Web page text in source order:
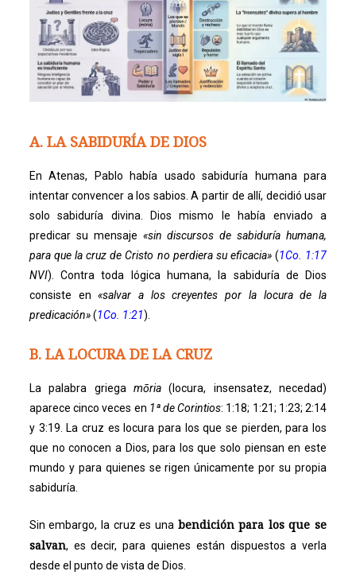
A. LA SABIDURÍA DE DIOS
En Atenas, Pablo había usado sabiduría humana para
intentar convencer a los sabios. A partir de allí, decidió usar
solo sabiduría divina. Dios mismo le había enviado a
predicar su mensaje «sin discursos de sabiduría humana,
para que la cruz de Cristo no perdiera su eficacia»(1Co. 1:17
NVI). Contra toda lógica humana, la sabiduría de Dios
consiste en«salvar a los creyentes por la locura de la
predicación»(1Co. 1:21).
B. LA LOCURA DE LA CRUZ
La palabra griega mōria (locura, insensatez, necedad)
aparece cinco veces en 1ª de Corintios: 1:18; 1:21; 1:23; 2:14
y 3:19. La cruz es locura para los que se pierden, para los
que no conocen a Dios, para los que solo piensan en este
mundo y para quienes se rigen únicamente por su propia
sabiduría.
Sin embargo, la cruz es una bendición para los que se
salvan, es decir, para quienes están dispuestos a verla
desde el punto de vista de Dios.